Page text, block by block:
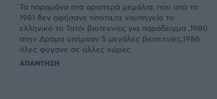
Τα παραμάνα στα αριστερά ρεμάλια, που από το
1981 δεν αφήσανε τίποτα,τα ναυπηγεία το
ελληνικό το Τατόι βιοτεχνίες για παράδειγμα ,1980
στην Δράμα υπήρχαν 5 μεγάλες βιοτεχνίες,1986
όλες φύγανε σε άλλες χώρες
ΑΠΑΝΤΗΣΗ